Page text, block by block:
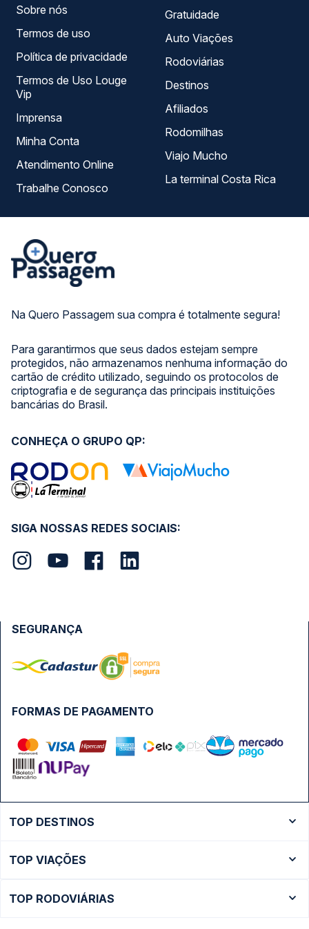
Na Quero Passagem sua compra é totalmente segura!
Para garantirmos que seus dados estejam sempre
protegidos, não armazenamos nenhuma informação do
cartão de crédito utilizado, seguindo os protocolos de
criptografia e de segurança das principais instituições
bancárias do Brasil.
Sobre nós
Termos de uso
Política de privacidade
Termos de Uso Louge
Vip
Imprensa
Minha Conta
Atendimento Online
Trabalhe Conosco
Gratuidade
Auto Viações
Rodoviárias
Destinos
Afiliados
Rodomilhas
Viajo Mucho
La terminal Costa Rica
SIGA NOSSAS REDES SOCIAIS:
CONHEÇA O GRUPO QP:
FORMAS DE PAGAMENTO
SEGURANÇA
TOP DESTINOS
Ônibus São Paulo
TOP VIAÇÕES
TOP RODOVIÁRIAS